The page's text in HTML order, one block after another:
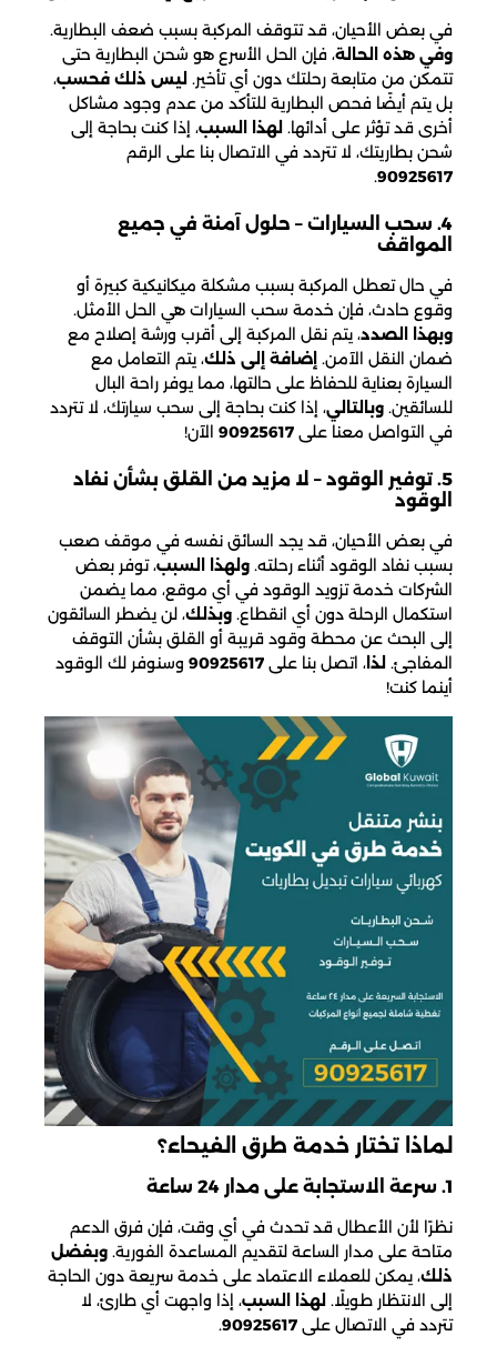
في بعض الأحيان، قد تتوقف المركبة بسبب ضعف البطارية.
وفي هذه الحالة، فإن الحل الأسرع هو شحن البطارية حتى
تتمكن من متابعة رحلتك دون أي تأخير. ليس ذلك فحسب،
بل يتم أيضًا فحص البطارية للتأكد من عدم وجود مشاكل
أخرى قد تؤثر على أدائها. لهذا السبب، إذا كنت بحاجة إلى
شحن بطاريتك، لا تتردد في الاتصال بنا على الرقم
90925617
.
4. سحب السيارات – حلول آمنة في جميع
المواقف
في حال تعطل المركبة بسبب مشكلة ميكانيكية كبيرة أو
وقوع حادث، فإن خدمة سحب السيارات هي الحل الأمثل.
وبهذا الصدد، يتم نقل المركبة إلى أقرب ورشة إصلاح مع
ضمان النقل الآمن. إضافة إلى ذلك، يتم التعامل مع
السيارة بعناية للحفاظ على حالتها، مما يوفر راحة البال
للسائقين. وبالتالي، إذا كنت بحاجة إلى سحب سيارتك، لا تتردد
في التواصل معنا على 90925617 الآن!
5. توفير الوقود – لا مزيد من القلق بشأن نفاد
الوقود
في بعض الأحيان، قد يجد السائق نفسه في موقف صعب
بسبب نفاد الوقود أثناء رحلته. ولهذا السبب، توفر بعض
الشركات خدمة تزويد الوقود في أي موقع، مما يضمن
استكمال الرحلة دون أي انقطاع. وبذلك، لن يضطر السائقون
إلى البحث عن محطة وقود قريبة أو القلق بشأن التوقف
المفاجئ. لذا ، اتصل بنا على 90925617 وسنوفر لك الوقود
أينما كنت!
لماذا تختار خدمة طرق الفيحاء؟
1. سرعة الاستجابة على مدار 24 ساعة
نظرًا لأن الأعطال قد تحدث في أي وقت، فإن فرق الدعم
متاحة على مدار الساعة لتقديم المساعدة الفورية. وبفضل
ذلك، يمكن للعملاء الاعتماد على خدمة سريعة دون الحاجة
إلى الانتظار طويلًا. لهذا السبب، إذا واجهت أي طارئ، لا
تتردد في الاتصال على 90925617
.